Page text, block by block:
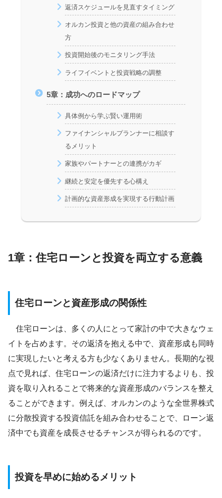
返済スケジュールを見直すタイミング
オルカン投資と他の資産の組み合わせ
方
投資開始後のモニタリング手法
ライフイベントと投資戦略の調整
5章：成功へのロードマップ
具体例から学ぶ賢い運用術
ファイナンシャルプランナーに相談す
るメリット
家族やパートナーとの連携がカギ
継続と安定を優先する心構え
計画的な資産形成を実現する行動計画
1章：住宅ローンと投資を両立する意義
住宅ローンと資産形成の関係性
住宅ローンは、多くの人にとって家計の中で大きなウェ
イトを占めます。その返済を抱える中で、資産形成も同時
に実現したいと考える方も少なくありません。長期的な視
点で見れば、住宅ローンの返済だけに注力するよりも、投
資を取り入れることで将来的な資産形成のバランスを整え
ることができます。例えば、オルカンのような全世界株式
に分散投資する投資信託を組み合わせることで、ローン返
済中でも資産を成長させるチャンスが得られるのです。
投資を早めに始めるメリット